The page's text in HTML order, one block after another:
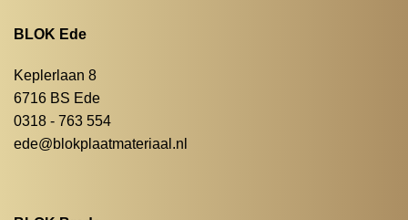
BLOK Ede
Keplerlaan 8
6716 BS Ede
0318 - 763 554
ede@blokplaatmateriaal.nl